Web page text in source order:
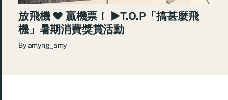
放飛機 ♥ 贏機票！ ►T.O.P「搞甚麼飛
機」暑期消費獎賞活動
Byamyng_amy